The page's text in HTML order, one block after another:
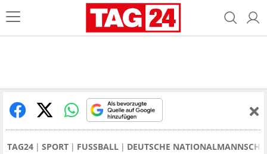
TAG24 SPORT FUSSBALL DEUTSCHE